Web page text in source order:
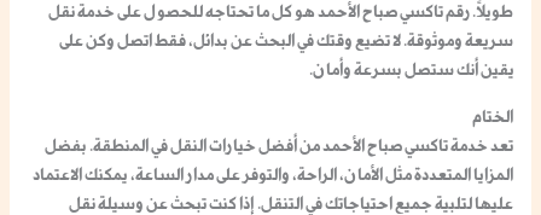
طويلاً.رقم تاكسي صباح الأحمد هو كل ما تحتاجه للحصول على خدمة نقل
سريعة وموثوقة. لا تضيع وقتك في البحث عن بدائل، فقط اتصل وكن على
يقين أنك ستصل بسرعة وأمان.
الختام
تعد خدمة تاكسي صباح الأحمد من أفضل خيارات النقل في المنطقة. بفضل
المزايا المتعددة مثل الأمان، الراحة، والتوفر على مدار الساعة، يمكنك الاعتماد
عليها لتلبية جميع احتياجاتك في التنقل. إذا كنت تبحث عن وسيلة نقل